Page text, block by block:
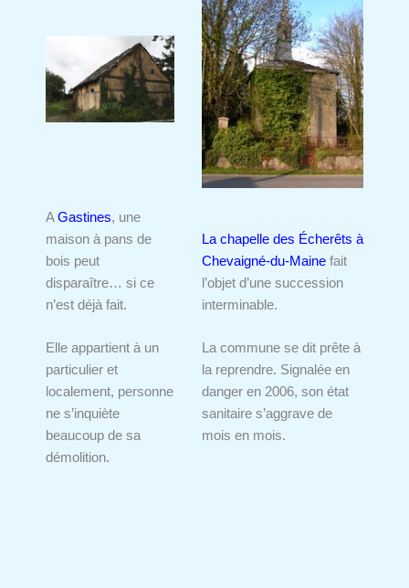
AGastines, une
maison à pans de
bois peut
disparaître… si ce
n’est déjà fait.
Elle appartient à un
particulier et
localement, personne
ne s’inquiète
beaucoup de sa
démolition.
La chapelle des Écherêts à
Chevaigné-du-Mainefait
l’objet d’une succession
interminable.
La commune se dit prête à
la reprendre. Signalée en
danger en 2006, son état
sanitaire s’aggrave de
mois en mois.